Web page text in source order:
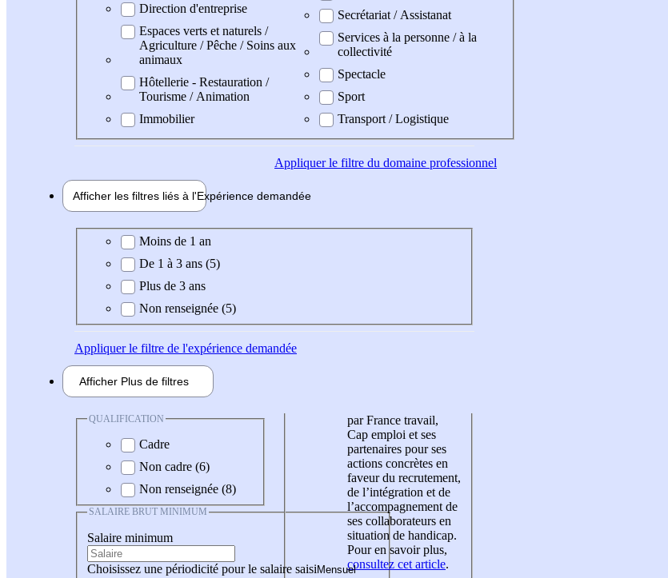
Direction d'entreprise
Espaces verts et naturels /
Agriculture / Pêche / Soins aux
animaux
Hôtellerie - Restauration /
Tourisme / Animation
Immobilier
Secrétariat / Assistanat
Services à la personne / à la
collectivité
Spectacle
Sport
Transport / Logistique
Appliquerle filtre du domaine professionnel
Afficher les filtres liés à l'Expérience demandée
Expérience demandée
Moins de 1 an
De 1 à 3 ans (5)
Plus de 3 ans
Non renseignée (5)
Appliquerle filtre de l'expérience demandée
Afficher Plus de filtres
QUALIFICATION
Cadre
Non cadre (6)
Non renseignée (8)
SALAIRE BRUT MINIMUM
Salaire minimum
Choisissez une périodicité pour le salaire saisi
par France travail,
Cap emploi et ses
partenaires pour ses
actions concrètes en
faveur du recrutement,
de l’intégration et de
l’accompagnement de
ses collaborateurs en
situation de handicap.
Pour en savoir plus,
consultez cet article.